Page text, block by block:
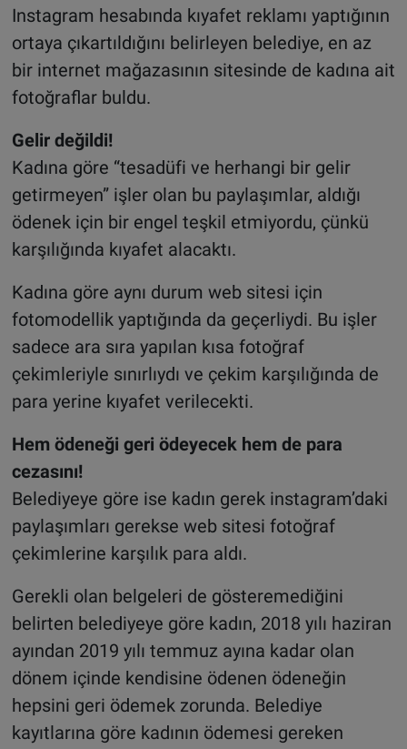
Instagram hesabında kıyafet reklamı yaptığının
ortaya çıkartıldığını belirleyen belediye, en az
bir internet mağazasının sitesinde de kadına ait
fotoğraflar buldu.
Gelir değildi!
Kadına göre “tesadüfi ve herhangi bir gelir
getirmeyen” işler olan bu paylaşımlar, aldığı
ödenek için bir engel teşkil etmiyordu, çünkü
karşılığında kıyafet alacaktı.
Kadına göre aynı durum web sitesi için
fotomodellik yaptığında da geçerliydi. Bu işler
sadece ara sıra yapılan kısa fotoğraf
çekimleriyle sınırlıydı ve çekim karşılığında de
para yerine kıyafet verilecekti.
Hem ödeneği geri ödeyecek hem de para
cezasını!
Belediyeye göre ise kadın gerek instagram’daki
paylaşımları gerekse web sitesi fotoğraf
çekimlerine karşılık para aldı.
Gerekli olan belgeleri de gösteremediğini
belirten belediyeye göre kadın, 2018 yılı haziran
ayından 2019 yılı temmuz ayına kadar olan
dönem içinde kendisine ödenen ödeneğin
hepsini geri ödemek zorunda. Belediye
kayıtlarına göre kadının ödemesi gereken